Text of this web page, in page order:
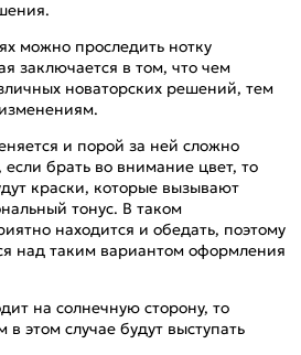
можно проследить нотку
заключается в том, что чем
новаторских решений, тем
и порой за ней сложно
брать во внимание цвет, то
краски, которые вызывают
тонус. В таком
находится и обедать, поэтому
над таким вариантом оформления
на солнечную сторону, то
этом случае будут выступать